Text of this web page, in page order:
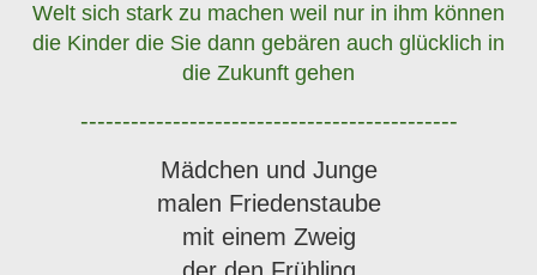
Welt sich stark zu machen weil nur in ihm können
die Kinder die Sie dann gebären auch glücklich in
die Zukunft gehen
---------------------------------------------
Mädchen und Junge
malen Friedenstaube
mit einem Zweig